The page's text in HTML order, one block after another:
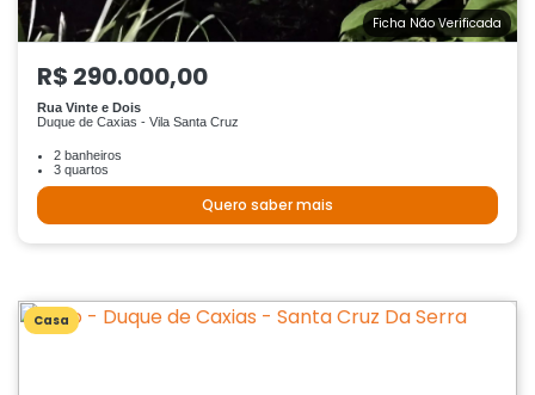
Ficha Não Verificada
R$ 290.000,00
Rua Vinte e Dois
Duque de Caxias - Vila Santa Cruz
2 banheiros
3 quartos
Quero saber mais
Casa